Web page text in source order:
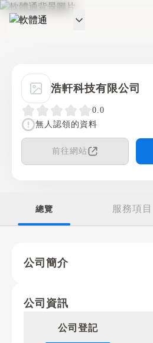
軟體通
浩軒科技有限公司
0.0
無人認領的資料
前往網站
總覽 服務項目
公司簡介
公司資訊
公司登記